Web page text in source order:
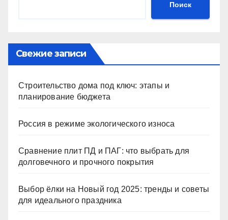
Поиск
Свежие записи
Строительство дома под ключ: этапы и
планирование бюджета
Россия в режиме экологического износа
Сравнение плит ПД и ПАГ: что выбрать для
долговечного и прочного покрытия
Выбор ёлки на Новый год 2025: тренды и советы
для идеального праздника